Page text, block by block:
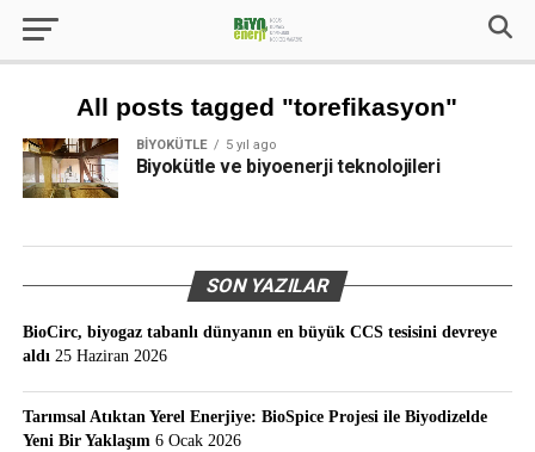
All posts tagged "torefikasyon"
BIYOKÜTLE 5 yıl ago
Biyokütle ve biyoenerji teknolojileri
SON YAZILAR
BioCirc, biyogaz tabanlı dünyanın en büyük CCS tesisini devreye
aldı 25 Haziran 2026
Tarımsal Atıktan Yerel Enerjiye: BioSpice Projesi ile Biyodizelde
Yeni Bir Yaklaşım 6 Ocak 2026